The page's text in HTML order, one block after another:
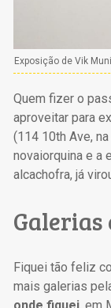
Exposição de Vik
Quem fizer o
aproveitar para
(114 10th Ave,
novaiorquina e a
alcachofra, já
Fiquei tão feliz
mais galerias